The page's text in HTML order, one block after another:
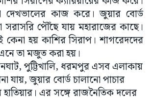
কাজ করে। জুয়ার বোর্ড
সরাসরি পৌঁছে যায় মহারাজের কাছে।
কেনা হয় কাশির সিরাপ। শাগরেদদের
এনে তা মজুত করা হয়।
পুট্টিখালি, ধরমপুর এসব এলাকায়
যায়, জুয়ার বোর্ড চালানো পাচার
এর সঙ্গে রাজনৈতিক দলের